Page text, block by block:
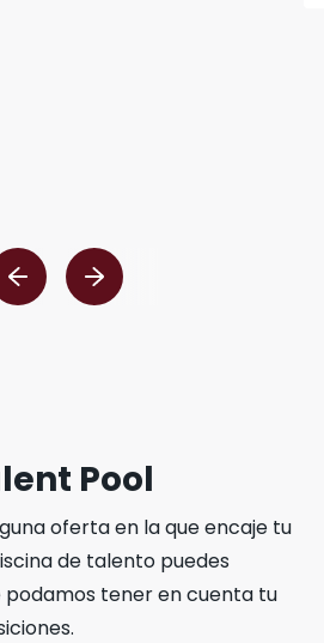
Pool
oferta en la que encaje tu
de talento puedes
tener en cuenta tu